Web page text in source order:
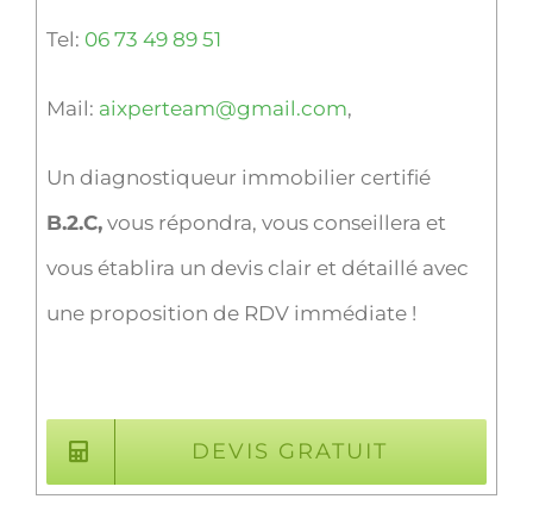
Tel: 06 73 49 89 51
Mail: aixperteam@gmail.com,
Un diagnostiqueur immobilier certifié
B.2.C,vous répondra, vous conseillera et
vous établira un devis clair et détaillé avec
une proposition de RDV immédiate !
DEVIS GRATUIT